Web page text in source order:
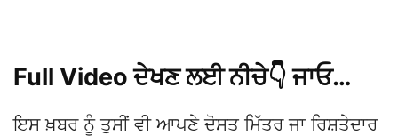
Full Video ਦੇਖਣ ਲਈ ਨੀਚੇ👇 ਜਾਓ…
ਇਸ ਖ਼ਬਰ ਨੂੰ ਤੁਸੀਂ ਵੀ ਆਪਣੇ ਦੋਸਤ ਮਿੱਤਰ ਜਾ ਰਿਸ਼ਤੇਦਾਰ